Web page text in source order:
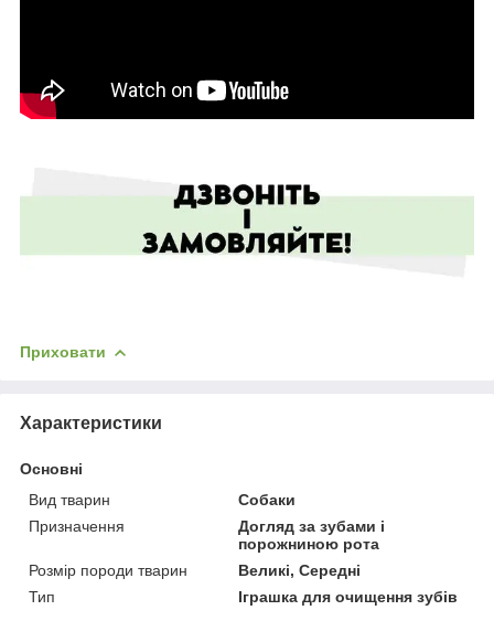
Приховати
Характеристики
Основні
Вид тварин
Собаки
Призначення
Догляд за зубами і
порожниною рота
Розмір породи тварин
Великі, Середні
Тип
Іграшка для очищення зубів